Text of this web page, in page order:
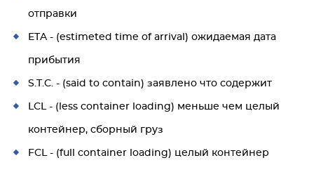
отправки
ETA - (estimeted time of arrival) ожидаемая дата
прибытия
S.T.C. - (said to contain) заявлено что содержит
LCL - (less container loading) меньше чем целый
контейнер, сборный груз
FCL - (full container loading) целый контейнер